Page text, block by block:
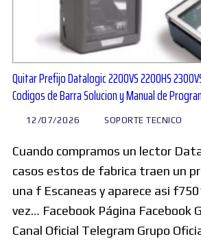
Quitar Prefijo Datalogic 2200VS 2200HS
Codigos de Barra Solucion y Manual de
12/07/2026 SOPORTE TECNICO
Cuando compramos un lector
casos estos de fabrica traen un
una f Escaneas y aparece asi
vez… Facebook Página Facebook
Canal Oficial Telegram Grupo